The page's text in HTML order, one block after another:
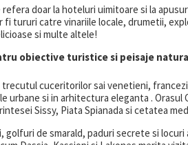
doar la hoteluri uimitoare si la
fi tururi catre vinariile locale, drumetii,
si multe altele!
obiective turistice si peisaje
cuceritorilor sai venetieni,
urbane si in arhitectura eleganta .
Sissy, Piata Spianada si cetatea
golfuri de smarald, paduri secrete si